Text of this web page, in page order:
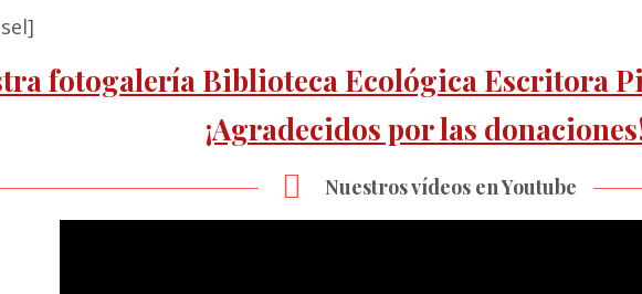
fotogalería Biblioteca Ecológica Escritora
¡Agradecidos por las
Nuestros vídeos en Youtube